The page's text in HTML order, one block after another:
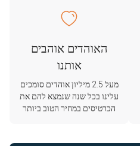
האוהדים אוהבים
אותנו
מעל 2.5 מיליון אוהדים סומכים
עלינו בכל שנה שנמצא להם את
הכרטיסים במחיר הטוב ביותר